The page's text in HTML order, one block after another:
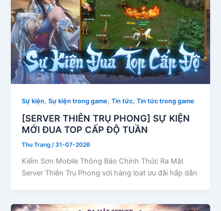
Sự kiện,Sự kiện trong game,Tin tức,Tin tức trong game
[SERVER THIÊN TRỤ PHONG] SỰ KIỆN
MỚI ĐUA TOP CẤP ĐỘ TUẦN
Thu Trang /31-07-2026
Kiếm Sơn Mobile Thông Báo Chính Thức Ra Mắt
Server Thiên Trụ Phong với hàng loạt ưu đãi hấp dẫn